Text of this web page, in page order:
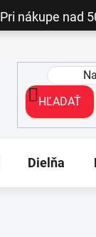
Pri nákupe nad
HĽADAŤ
Dielňa